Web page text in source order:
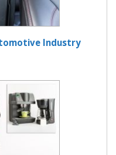
Industry